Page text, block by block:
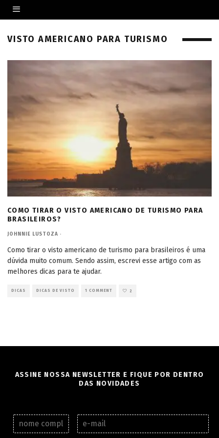
VISTO AMERICANO PARA TURISMO
COMO TIRAR O VISTO AMERICANO DE TURISMO PARA
BRASILEIROS?
JOHNNIE LUSTOZA ·
Como tirar o visto americano de turismo para brasileiros é uma
dúvida muito comum. Sendo assim, escrevi esse artigo com as
melhores dicas para te ajudar.
DICAS DICAS DE VISTO 1 COMMENT 2
ASSINE NOSSA NEWSLETTER E FIQUE POR DENTRO
DAS NOVIDADES
N
o